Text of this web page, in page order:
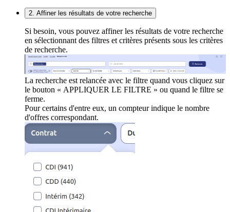
2. Affiner les résultats de votre recherche
Si besoin, vous pouvez affiner les résultats de votre recherche
en sélectionnant des filtres et critères présents sous les critères
de recherche.
La recherche est relancée avec le filtre quand vous cliquez sur
le bouton « APPLIQUER LE FILTRE » ou quand le filtre se
ferme.
Pour certains d'entre eux, un compteur indique le nombre
d'offres correspondant.